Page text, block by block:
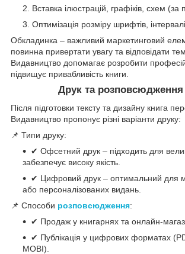
Вставка ілюстрацій, графіків, схем (за
Оптимізація розміру шрифтів,
Обкладинка – важливий маркетинговий
повинна привертати увагу та відповідати
Видавництво допомагає розробити
підвищує привабливість книги.
Друк та розповсюдження
Після підготовки тексту та дизайну книга
Видавництво пропонує різні варіанти друку:
📌 Типи друку:
✔ Офсетний друк – підходить для
забезпечує високу якість.
✔ Цифровий друк – оптимальний для
або персоналізованих видань.
📌 Способи розповсюдження:
✔ Продаж у книгарнях та онлайн-
✔ Публікація у цифрових форматах
MOBI).